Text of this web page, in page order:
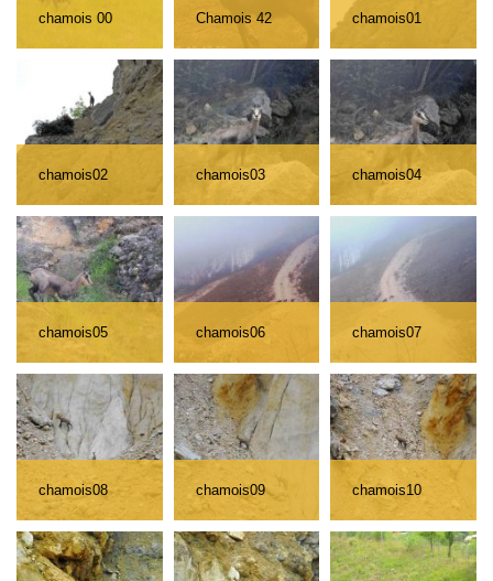
chamois 00 Chamois 42 chamois01
chamois02 chamois03 chamois04
chamois05 chamois06 chamois07
chamois08 chamois09 chamois10